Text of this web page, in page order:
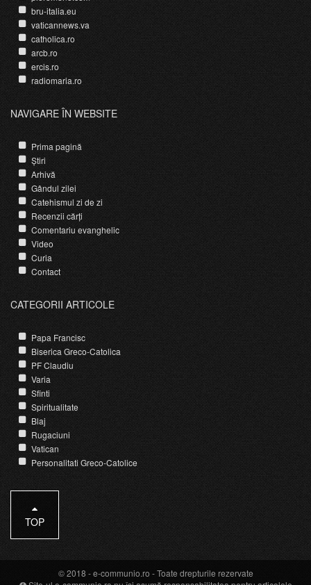
bru-italia.eu
vaticannews.va
catholica.ro
arcb.ro
ercis.ro
radiomaria.ro
NAVIGARE ÎN WEBSITE
Prima pagină
Știri
Arhivă
Gândul zilei
Catehismul zi de zi
Recenzii cărți
Comentariu evanghelic
Video
Curia
Contact
CATEGORII ARTICOLE
Papa Francisc
Biserica Greco-Catolica
PF Claudiu
Varia
Sfinti
Spiritualitate
Blaj
Rugaciuni
Vatican
Personalitati Greco-Catolice
TOP
© 2018 -e-communio.ro - Toate drepturile rezervate